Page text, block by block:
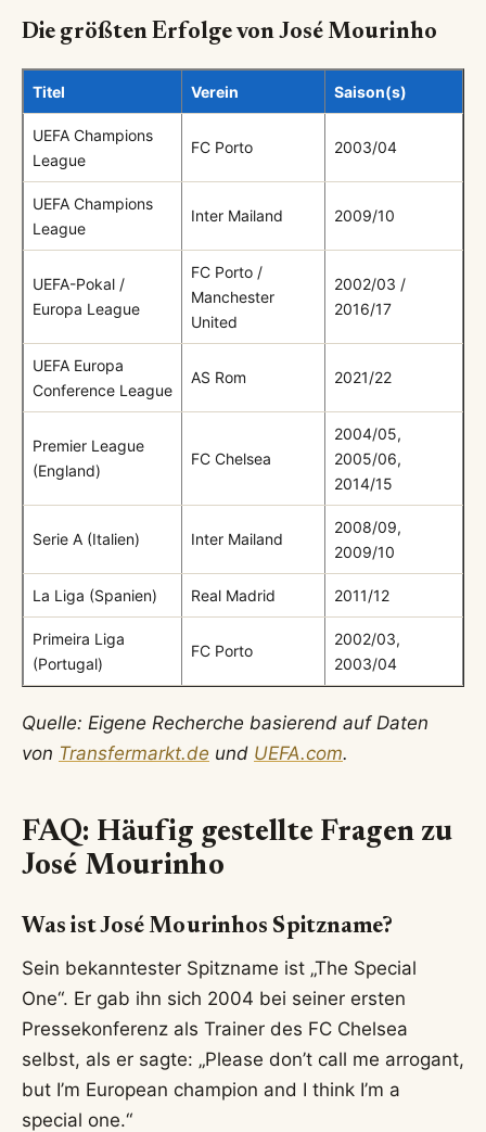
Die größten Erfolge von José Mourinho
Titel Verein Saison(s)
UEFA Champions
League
FC Porto 2003/04
UEFA Champions
League
Inter Mailand 2009/10
UEFA-Pokal /
Europa League
FC Porto /
Manchester
United
2002/03 /
2016/17
UEFA Europa
Conference League
AS Rom 2021/22
Premier League
(England)
FC Chelsea
2004/05,
2005/06,
2014/15
Serie A (Italien) Inter Mailand
2008/09,
2009/10
La Liga (Spanien) Real Madrid 2011/12
Primeira Liga
(Portugal)
FC Porto
2002/03,
2003/04
Quelle: Eigene Recherche basierend auf Daten
von Transfermarkt.de und UEFA.com.
FAQ: Häufig gestellte Fragen zu
José Mourinho
Was ist José Mourinhos Spitzname?
Sein bekanntester Spitzname ist „The Special
One“. Er gab ihn sich 2004 bei seiner ersten
Pressekonferenz als Trainer des FC Chelsea
selbst, als er sagte: „Please don’t call me arrogant,
but I’m European champion and I think I’m a
special one.“